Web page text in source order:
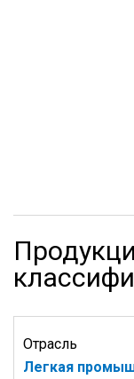
Отрасль
Легкая